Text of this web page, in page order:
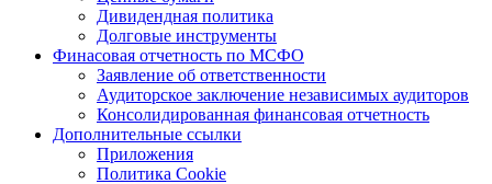
Дивидендная политика
Долговые инструменты
Финасовая отчетность по МСФО
Заявление об ответственности
Аудиторское заключение независимых аудиторов
Консолидированная финансовая отчетность
Дополнительные ссылки
Приложения
Политика Cookie